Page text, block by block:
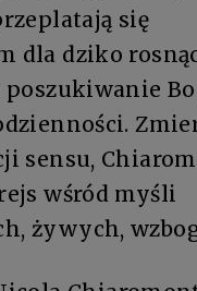
się
dla dziko
poszukiwanie
sensu,
wśród myśli
żywych,